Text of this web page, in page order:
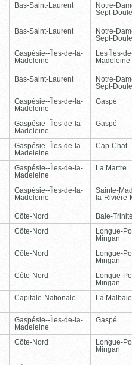
Bas-Saint-Laurent
Notre-
Sept-
Bas-Saint-Laurent
Notre-
Sept-
Gaspésie--Îles-de-la-
Madeleine
Les Îles-
Madeleine
Bas-Saint-Laurent
Notre-
Sept-
Gaspésie--Îles-de-la-
Madeleine
Gaspé
Gaspésie--Îles-de-la-
Madeleine
Gaspé
Gaspésie--Îles-de-la-
Madeleine
Cap-Chat
Gaspésie--Îles-de-la-
Madeleine
La Martre
Gaspésie--Îles-de-la-
Madeleine
Sainte-
la-Rivière-
Côte-Nord
Baie-Trinité
Côte-Nord
Longue-
Mingan
Côte-Nord
Longue-
Mingan
Côte-Nord
Longue-
Mingan
Capitale-Nationale La Malbaie
Gaspésie--Îles-de-la-
Madeleine
Gaspé
Côte-Nord
Longue-
Mingan